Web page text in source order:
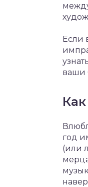
Если
ваши
год
(или